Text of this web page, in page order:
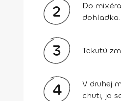
2
Do
dohladka.
3 Tekutú
4
V druhej
chuti, ja